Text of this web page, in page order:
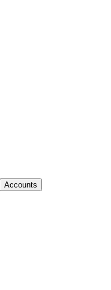
Accounts